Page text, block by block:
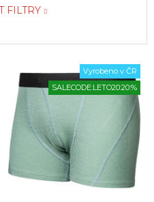
FILTRY
Vyrobeno v ČR
SALECODE:LETO20:20:%